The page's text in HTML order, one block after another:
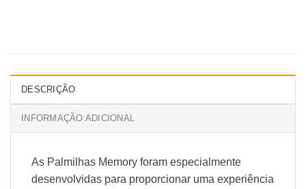
DESCRIÇÃO
INFORMAÇÃO ADICIONAL
As Palmilhas Memory foram especialmente
desenvolvidas para proporcionar uma experiência